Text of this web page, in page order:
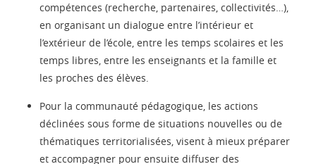
compétences (recherche, partenaires, collectivités…),
en organisant un dialogue entre l’intérieur et
l’extérieur de l’école, entre les temps scolaires et les
temps libres, entre les enseignants et la famille et
les proches des élèves.
Pour la communauté pédagogique, les actions
déclinées sous forme de situations nouvelles ou de
thématiques territorialisées, visent à mieux préparer
et accompagner pour ensuite diffuser des